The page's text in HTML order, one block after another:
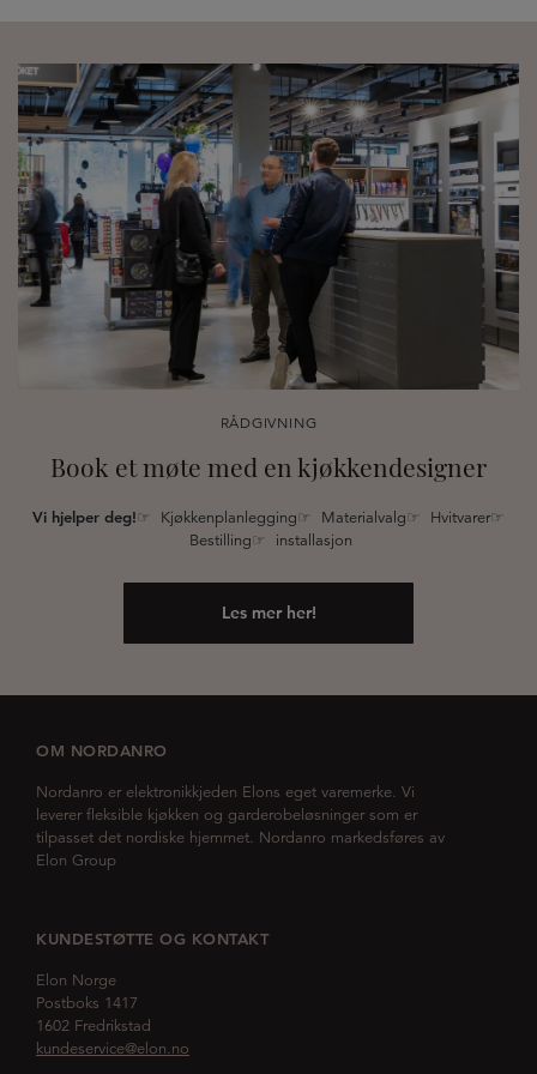
RÅDGIVNING
Book et møte med en kjøkkendesigner
Vi hjelper deg!☞ Kjøkkenplanlegging☞ Materialvalg☞ Hvitvarer☞
Bestilling☞ installasjon
Les mer her!
OM NORDANRO
Nordanro er elektronikkjeden Elons eget varemerke. Vi
leverer fleksible kjøkken og garderobeløsninger som er
tilpasset det nordiske hjemmet. Nordanro markedsføres av
Elon Group
KUNDESTØTTE OG KONTAKT
Elon Norge
Postboks 1417
1602 Fredrikstad
kundeservice@elon.no